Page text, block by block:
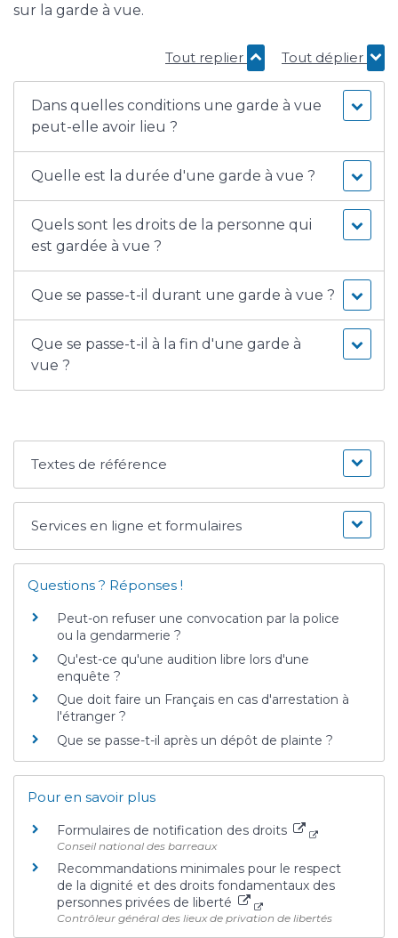
sur la garde à vue.
Tout replier Tout déplier
Dans quelles conditions une garde à vue
peut-elle avoir lieu ?
Quelle est la durée d'une garde à vue ?
Quels sont les droits de la personne qui
est gardée à vue ?
Que se passe-t-il durant une garde à vue ?
Que se passe-t-il à la fin d'une garde à
vue ?
Textes de référence
Services en ligne et formulaires
Questions ? Réponses !
Peut-on refuser une convocation par la police
ou la gendarmerie ?
Qu'est-ce qu'une audition libre lors d'une
enquête ?
Que doit faire un Français en cas d'arrestation à
l'étranger ?
Que se passe-t-il après un dépôt de plainte ?
Pour en savoir plus
Formulaires de notification des droits
Conseil national des barreaux
Recommandations minimales pour le respect
de la dignité et des droits fondamentaux des
personnes privées de liberté
Contrôleur général des lieux de privation de libertés